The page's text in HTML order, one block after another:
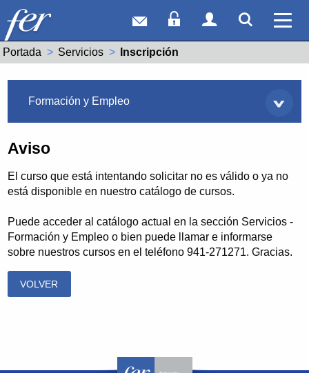
Correo webAcceso Socios
Acceso
Portada Servicios Actual:
Inscripción
Formación y Empleo
Aviso
El curso que está intentando solicitar no es válido o ya no
está disponible en nuestro catálogo de cursos.
Puede acceder al catálogo actual en la sección Servicios -
Formación y Empleo o bien puede llamar e informarse
sobre nuestros cursos en el teléfono 941-271271. Gracias.
VOLVER